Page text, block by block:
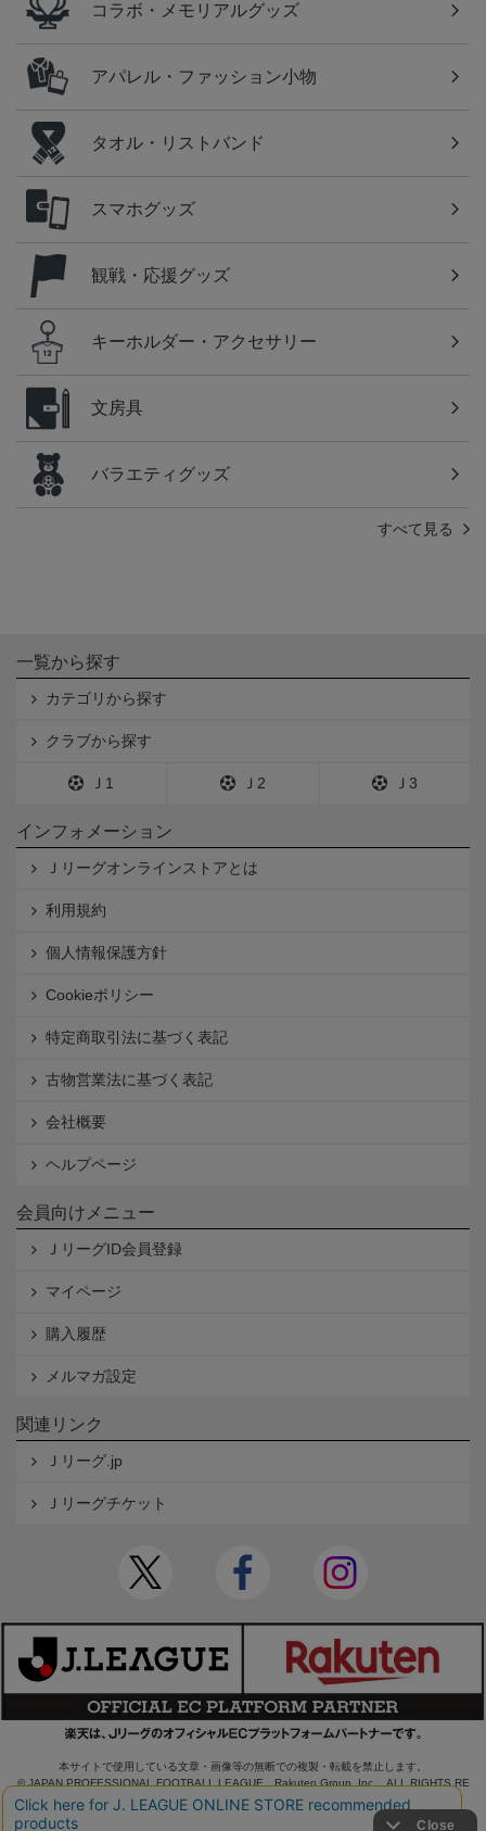
コラボ・メモリアルグッズ
アパレル・ファッション小物
タオル・リストバンド
スマホグッズ
観戦・応援グッズ
キーホルダー・アクセサリー
文房具
バラエティグッズ
すべて見る
一覧から探す
カテゴリから探す
クラブから探す
Ｊ1 Ｊ2 Ｊ3
インフォメーション
Ｊリーグオンラインストアとは
利用規約
個人情報保護方針
Cookieポリシー
特定商取引法に基づく表記
古物営業法に基づく表記
会社概要
ヘルプページ
会員向けメニュー
ＪリーグID会員登録
マイページ
購入履歴
メルマガ設定
関連リンク
Ｊリーグ.jp
Ｊリーグチケット
本サイトで使用している文章・画像等の無断での複製・転載を禁止します。
© JAPAN PROFESSIONAL FOOTBALL LEAGUE Rakuten Group, Inc. ALL RIGHTS RE
SERVED.